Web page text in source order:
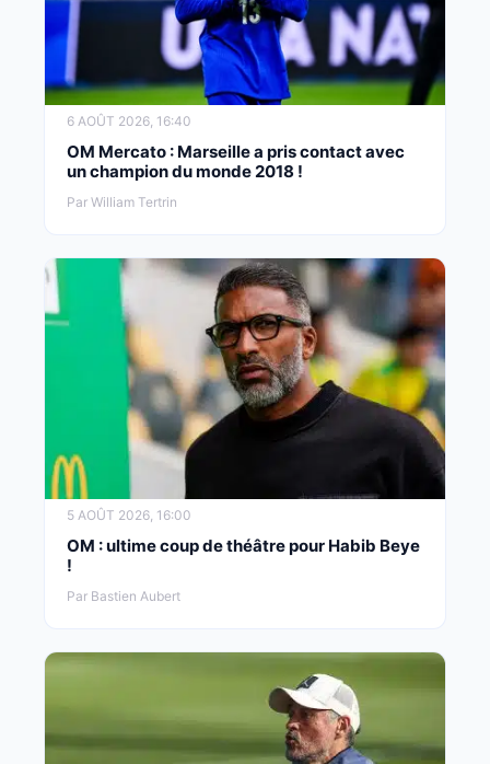
6 AOÛT 2026, 16:40
OM Mercato : Marseille a pris contact avec
un champion du monde 2018 !
Par William Tertrin
5 AOÛT 2026, 16:00
OM : ultime coup de théâtre pour Habib Beye
!
Par Bastien Aubert